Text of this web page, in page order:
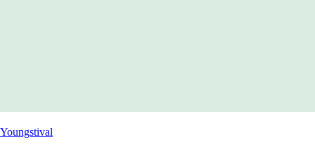
Youngstival